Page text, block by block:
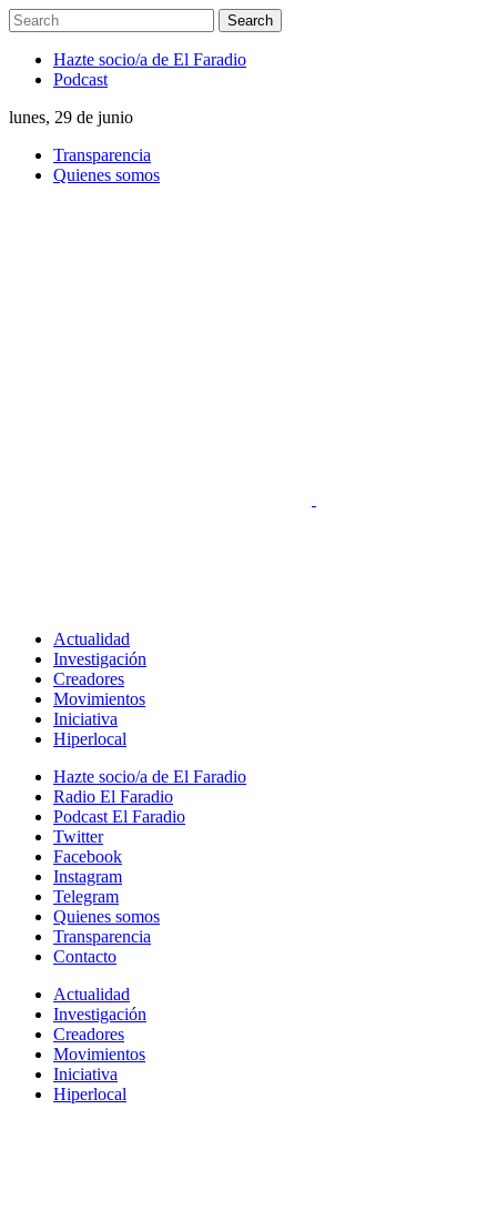
Hazte socio/a de El Faradio
Podcast
lunes, 29 de junio
Transparencia
Quienes somos
Actualidad
Investigación
Creadores
Movimientos
Iniciativa
Hiperlocal
Hazte socio/a de El Faradio
Radio El Faradio
Podcast El Faradio
Twitter
Facebook
Instagram
Telegram
Quienes somos
Transparencia
Contacto
Actualidad
Investigación
Creadores
Movimientos
Iniciativa
Hiperlocal